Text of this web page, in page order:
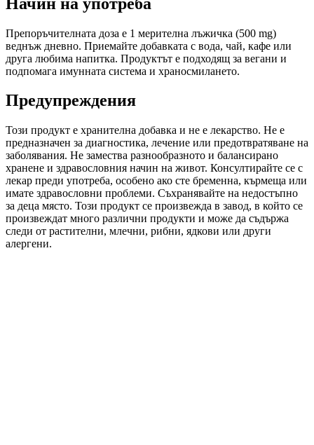
Препоръчителната доза е 1 мерителна лъжичка (500 mg)
веднъж дневно. Приемайте добавката с вода, чай, кафе или
друга любима напитка. Продуктът е подходящ за вегани и
подпомага имунната система и храносмилането.
Предупреждения
Този продукт е хранителна добавка и не е лекарство. Не е
предназначен за диагностика, лечение или предотвратяване на
заболявания. Не замества разнообразното и балансирано
хранене и здравословния начин на живот. Консултирайте се с
лекар преди употреба, особено ако сте бременна, кърмеща или
имате здравословни проблеми. Съхранявайте на недостъпно
за деца място. Този продукт се произвежда в завод, в който се
произвеждат много различни продукти и може да съдържа
следи от растителни, млечни, рибни, ядкови или други
алергени.